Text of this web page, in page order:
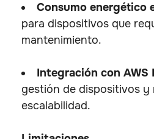
Consumo energético
para dispositivos que
mantenimiento.
Integración con AWS
gestión de dispositivos y
escalabilidad.